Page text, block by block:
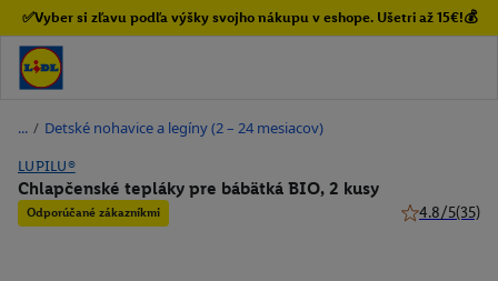
✅Vyber si zľavu podľa výšky svojho nákupu v eshope. Ušetri až 15€!💰
/ Detské nohavice a legíny (2 – 24 mesiacov)
LUPILU®
Chlapčenské tepláky pre bábätká BIO, 2 kusy
Odporúčané zákazníkmi 4.8/5(35)